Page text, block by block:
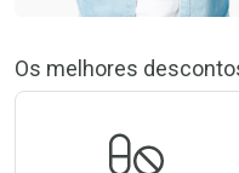
Os melhores